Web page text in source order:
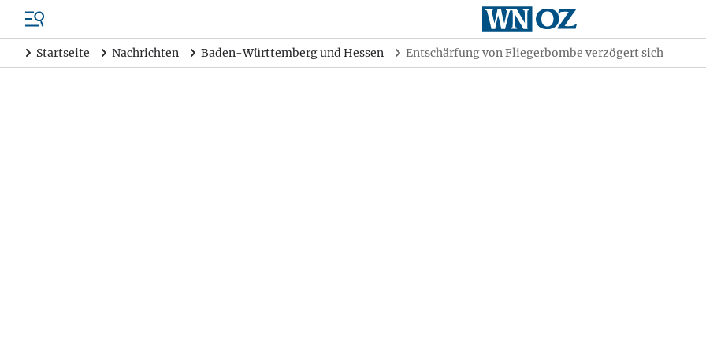
Startseite Nachrichten Baden-Württemberg und Hessen Entschärfung von Fliegerbombe verzögert sich